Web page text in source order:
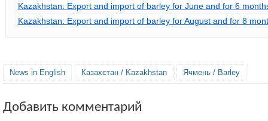
Kazakhstan: Export and import of barley for June and for 6
Kazakhstan: Export and import of barley for August and for 8
News in English Казахстан / Kazakhstan Ячмень / Barley
Добавить комментарий